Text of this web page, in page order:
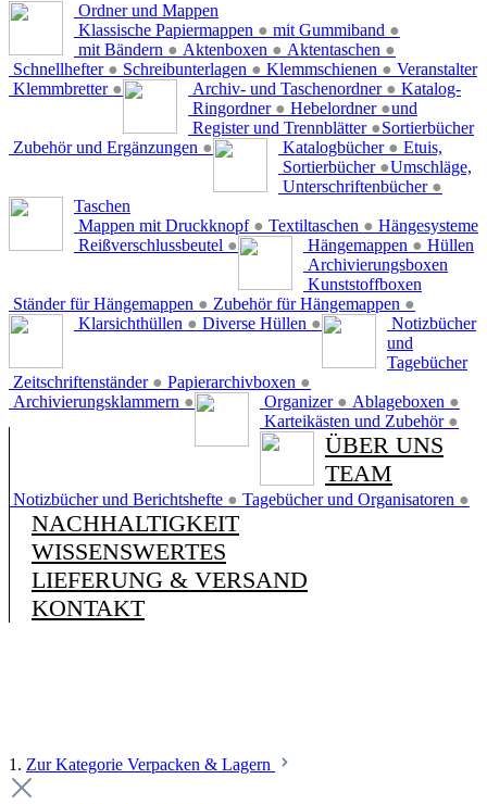
Ordner und Mappen
Klassische Papiermappen ● mit Gummiband ●
mit Bändern ● Aktenboxen ● Aktentaschen ●
Schnellhefter ● Schreibunterlagen ● Klemmschienen ●
Klemmbretter ●
Veranstalter
Archiv- und Taschenordner ●
Ringordner ● Hebelordner ●
Register und Trennblätter ●
Zubehör und Ergänzungen ●
Katalog-
und
Sortierbücher
Katalogbücher ●
Sortierbücher ●
Unterschriftenbücher ●
Etuis,
Umschläge,
Taschen
Mappen mit Druckknopf ● Textiltaschen ●
Reißverschlussbeutel ●
Hängesysteme
Hängemappen ●
Ständer für Hängemappen ● Zubehör für Hängemappen ●
Hüllen
Klarsichthüllen ● Diverse Hüllen ●
Archivierungsboxen
Zeitschriftenständer ● Papierarchivboxen ●
Archivierungsklammern ●
Kunststoffboxen
Organizer ● Ablageboxen ●
Karteikästen und Zubehör ●
Notizbücher
und
Tagebücher
Notizbücher und Berichtshefte ● Tagebücher und Organisatoren ●
ÜBER UNS
TEAM
NACHHALTIGKEIT
WISSENSWERTES
LIEFERUNG & VERSAND
KONTAKT
1. Zur Kategorie Verpacken & Lagern